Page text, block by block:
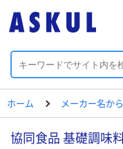
ホーム メーカー名から
協同食品 基礎調味